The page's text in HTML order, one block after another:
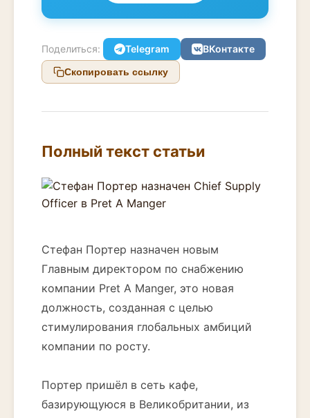
Поделиться: Telegram ВКонтакте
Скопировать ссылку
Полный текст статьи
Стефан Портер назначен новым
Главным директором по снабжению
компании Pret A Manger, это новая
должность, созданная с целью
стимулирования глобальных амбиций
компании по росту.
Портер пришёл в сеть кафе,
базирующуюся в Великобритании, из